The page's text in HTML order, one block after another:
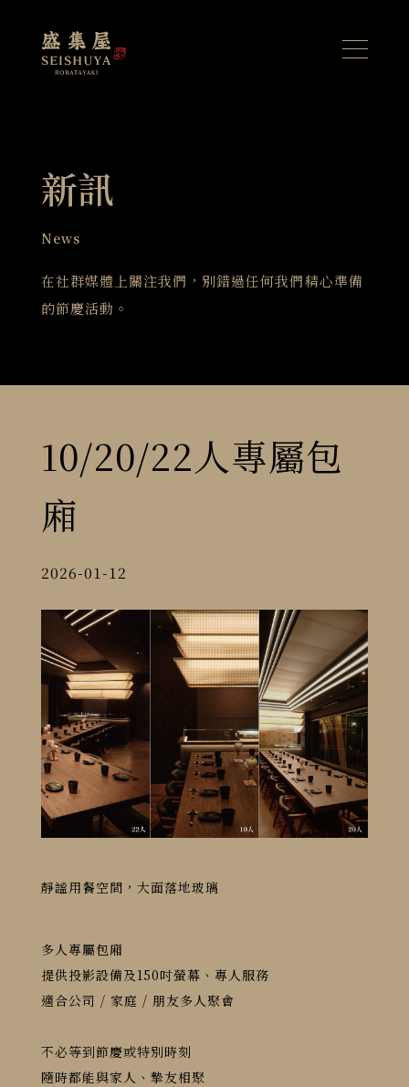
新訊
News
在社群媒體上關注我們，別錯過任何我們精心準備
的節慶活動。
10/20/22人專屬包
廂
2026-01-12
靜謐用餐空間，大面落地玻璃
多人專屬包廂
提供投影設備及150吋螢幕、專人服務
適合公司 / 家庭 / 朋友多人聚會
不必等到節慶或特別時刻
隨時都能與家人、摯友相聚